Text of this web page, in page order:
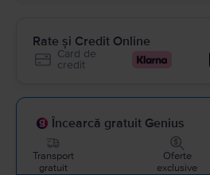
Rate și Credit Online
Card de
credit
Încearcă gratuit Genius
Transport
gratuit
Oferte
exclusive